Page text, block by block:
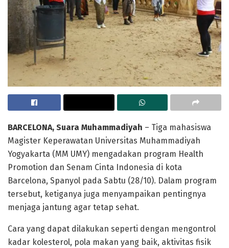
BARCELONA, Suara Muhammadiyah – Tiga mahasiswa
Magister Keperawatan Universitas Muhammadiyah
Yogyakarta (MM UMY) mengadakan program Health
Promotion dan Senam Cinta Indonesia di kota
Barcelona, Spanyol pada Sabtu (28/10). Dalam program
tersebut, ketiganya juga menyampaikan pentingnya
menjaga jantung agar tetap sehat.
Cara yang dapat dilakukan seperti dengan mengontrol
kadar kolesterol, pola makan yang baik, aktivitas fisik